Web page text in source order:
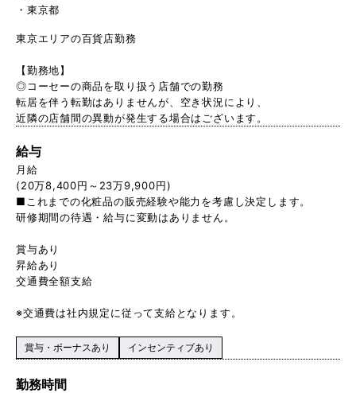
東京都
東京エリアの百貨店勤務
【勤務地】
◎コーセーの商品を取り扱う店舗での勤務
転居を伴う転勤はありませんが、空き状況により、
近隣の店舗間の異動が発生する場合はございます。
給与
月給
(20万8,400円～23万9,900円)
■これまでの化粧品の販売経験や能力を考慮し決定します。
研修期間の待遇・給与に変動はありません。
賞与あり
昇給あり
交通費全額支給
※交通費は社内規定に従って支給となります。
賞与・ボーナスあり インセンティブあり
勤務時間